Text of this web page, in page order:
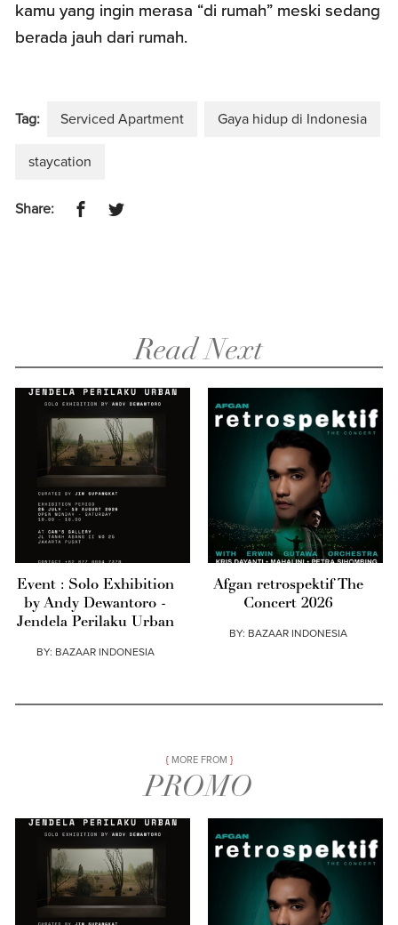
kamu yang ingin merasa “di rumah” meski sedang
berada jauh dari rumah.
Tag: Serviced Apartment Gaya hidup di Indonesia
staycation
Share:
Read Next
Event : Solo Exhibition
by Andy Dewantoro -
Jendela Perilaku Urban
BY: BAZAAR INDONESIA
Afgan retrospektif The
Concert 2026
BY: BAZAAR INDONESIA
MORE FROM
PROMO